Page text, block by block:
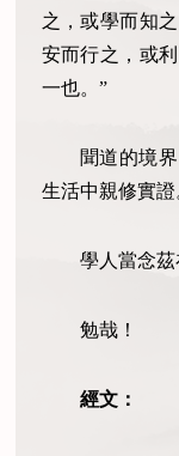
之，或學而知
安而行之，或
一也。”
聞道的境
生活中親修實
學人當念茲
勉哉！
經文：